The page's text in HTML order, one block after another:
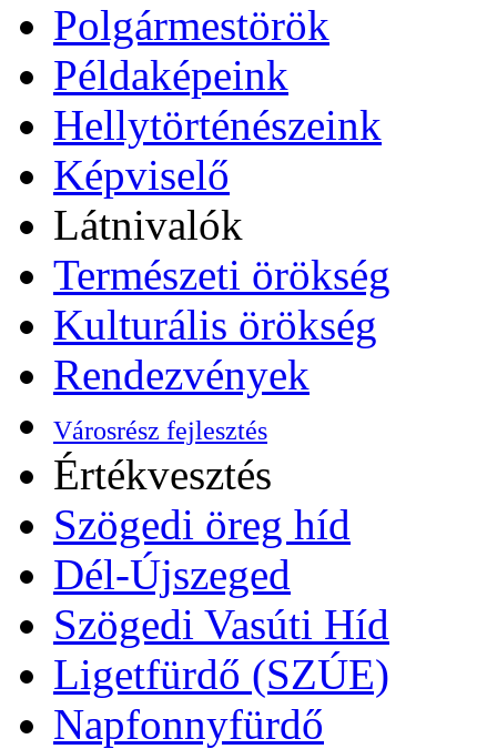
Polgármestörök
Példaképeink
Hellytörténészeink
Képviselő
Látnivalók
Természeti örökség
Kulturális örökség
Rendezvények
Városrész fejlesztés
Értékvesztés
Szögedi öreg híd
Dél-Újszeged
Szögedi Vasúti Híd
Ligetfürdő (SZÚE)
Napfonnyfürdő